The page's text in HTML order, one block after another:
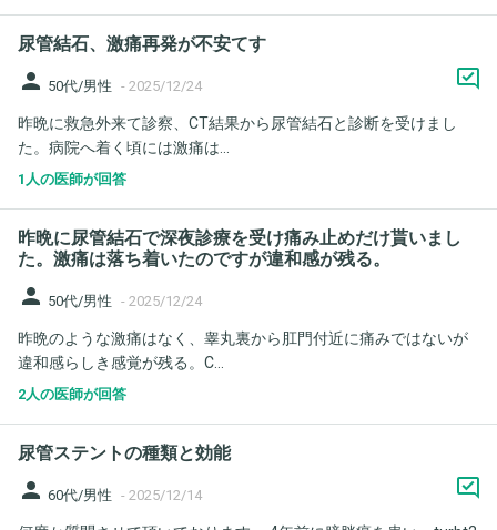
尿管結石、激痛再発が不安てす
person 50代/男性 - 2025/12/24
昨晩に救急外来て診察、CT結果から尿管結石と診断を受けまし
た。病院へ着く頃には激痛は...
1人の医師が回答
昨晩に尿管結石で深夜診療を受け痛み止めだけ貰いまし
た。激痛は落ち着いたのですが違和感が残る。
person 50代/男性 - 2025/12/24
昨晩のような激痛はなく、睾丸裏から肛門付近に痛みではないが
違和感らしき感覚が残る。C...
2人の医師が回答
尿管ステントの種類と効能
person 60代/男性 - 2025/12/14